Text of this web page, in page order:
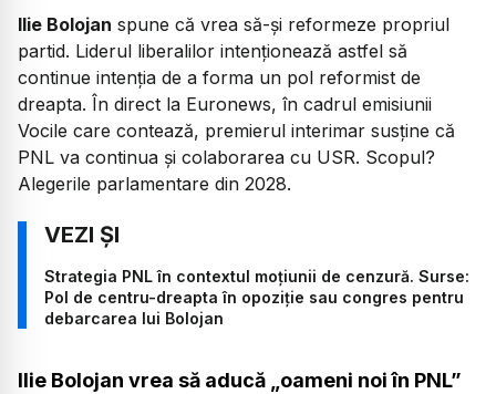
Ilie Bolojan spune că vrea să-și reformeze propriul
partid. Liderul liberalilor intenționează astfel să
continue intenția de a forma un pol reformist de
dreapta. În direct la Euronews, în cadrul emisiunii
Vocile care contează, premierul interimar susține că
PNL va continua și colaborarea cu USR. Scopul?
Alegerile parlamentare din 2028.
Strategia PNL în contextul moțiunii de cenzură. Surse:
Pol de centru-dreapta în opoziție sau congres pentru
debarcarea lui Bolojan
Ilie Bolojan vrea să aducă „oameni noi în PNL”